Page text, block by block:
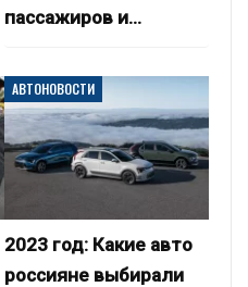
пассажиров и…
АВТОНОВОСТИ
2023 год: Какие авто
россияне выбирали